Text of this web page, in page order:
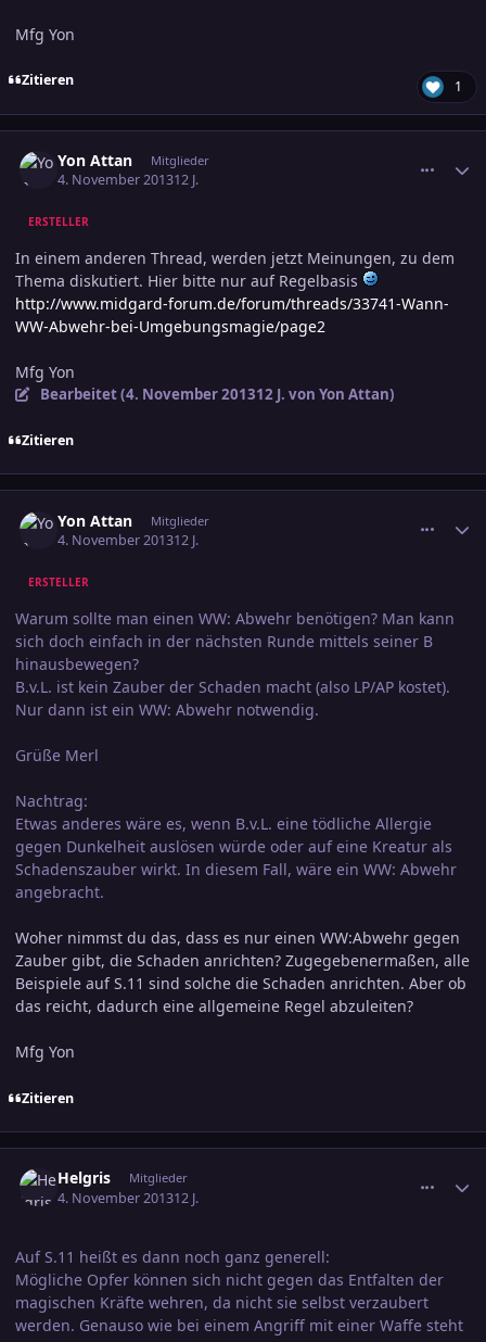
Mfg Yon
Zitieren 1
Yon Attan Mitglieder
4. November 201312 J.
ERSTELLER
In einem anderen Thread, werden jetzt Meinungen, zu dem
Thema diskutiert. Hier bitte nur auf Regelbasis
http://www.midgard-forum.de/forum/threads/33741-Wann-
WW-Abwehr-bei-Umgebungsmagie/page2
Mfg Yon
Bearbeitet (4. November 201312 J. von Yon Attan)
Zitieren
Yon Attan Mitglieder
4. November 201312 J.
ERSTELLER
Warum sollte man einen WW: Abwehr benötigen? Man kann
sich doch einfach in der nächsten Runde mittels seiner B
hinausbewegen?
B.v.L. ist kein Zauber der Schaden macht (also LP/AP kostet).
Nur dann ist ein WW: Abwehr notwendig.
Grüße Merl
Nachtrag:
Etwas anderes wäre es, wenn B.v.L. eine tödliche Allergie
gegen Dunkelheit auslösen würde oder auf eine Kreatur als
Schadenszauber wirkt. In diesem Fall, wäre ein WW: Abwehr
angebracht.
Woher nimmst du das, dass es nur einen WW:Abwehr gegen
Zauber gibt, die Schaden anrichten? Zugegebenermaßen, alle
Beispiele auf S.11 sind solche die Schaden anrichten. Aber ob
das reicht, dadurch eine allgemeine Regel abzuleiten?
Mfg Yon
Zitieren
Helgris Mitglieder
4. November 201312 J.
Auf S.11 heißt es dann noch ganz generell:
Mögliche Opfer können sich nicht gegen das Entfalten der
magischen Kräfte wehren, da nicht sie selbst verzaubert
werden. Genauso wie bei einem Angriff mit einer Waffe steht